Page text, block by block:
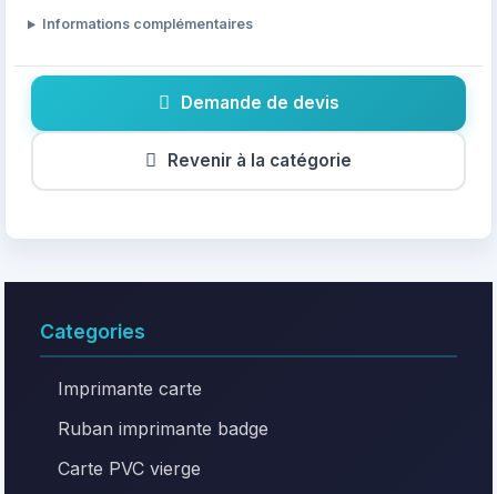
Informations complémentaires
Demande de devis
Revenir à la catégorie
Categories
Imprimante carte
Ruban imprimante badge
Carte PVC vierge